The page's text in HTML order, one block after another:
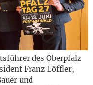
des Oberpfalz
Franz Löffler,
und